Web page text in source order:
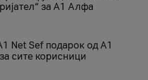
за А1 Алфа
Net Sеf подарок од А1
сите корисници